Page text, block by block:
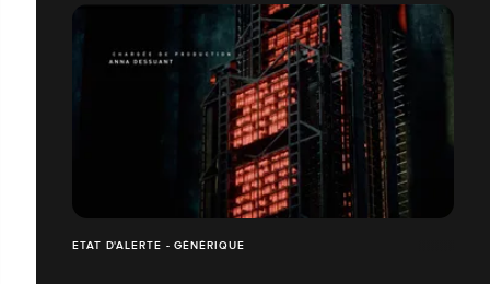
ETAT D'ALERTE - GÉNÉRIQUE